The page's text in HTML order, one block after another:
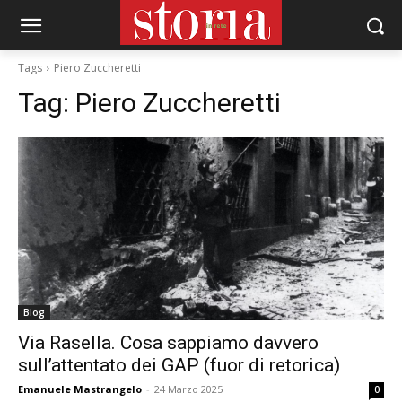
Tags Piero Zuccheretti
Tag: Piero Zuccheretti
Blog
Via Rasella. Cosa sappiamo davvero
sull’attentato dei GAP (fuor di retorica)
Emanuele Mastrangelo - 24 Marzo 2025 0